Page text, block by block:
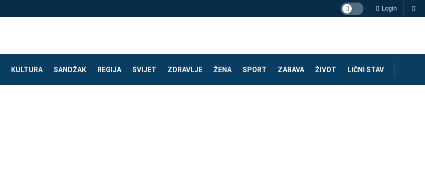
Login
KULTURA SANDŽAK REGIJA SVIJET ZDRAVLJE ŽENA SPORT ZABAVA ŽIVOT LIČNI STAV